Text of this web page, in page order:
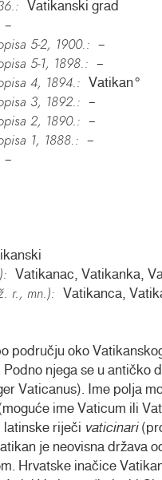
Vatikanski grad
–
5-2, 1900.: –
5-1, 1898.: –
4, 1894.: Vatikan°
3, 1892.: –
2, 1890.: –
1, 1888.: –
–
Vatikanac, Vatikanka,
r., mn.): Vatikanca,
području oko
njega se u antičko
Vaticanus). Ime polja
ime Vaticum ili
latinske riječi vaticinari
je neovisna država
Hrvatske inačice